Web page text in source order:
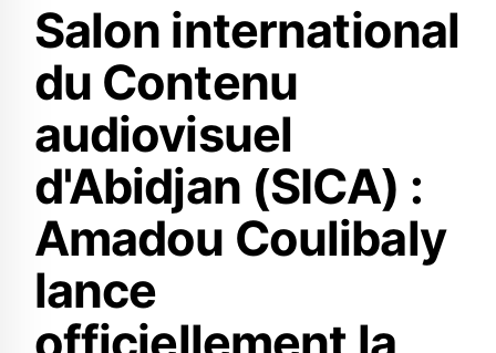
Salon international
du Contenu
audiovisuel
d'Abidjan (SICA) :
Amadou Coulibaly
lance